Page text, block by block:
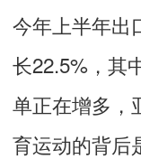
今年上半年出
长22.5%，其
单正在增多，
育运动的背后